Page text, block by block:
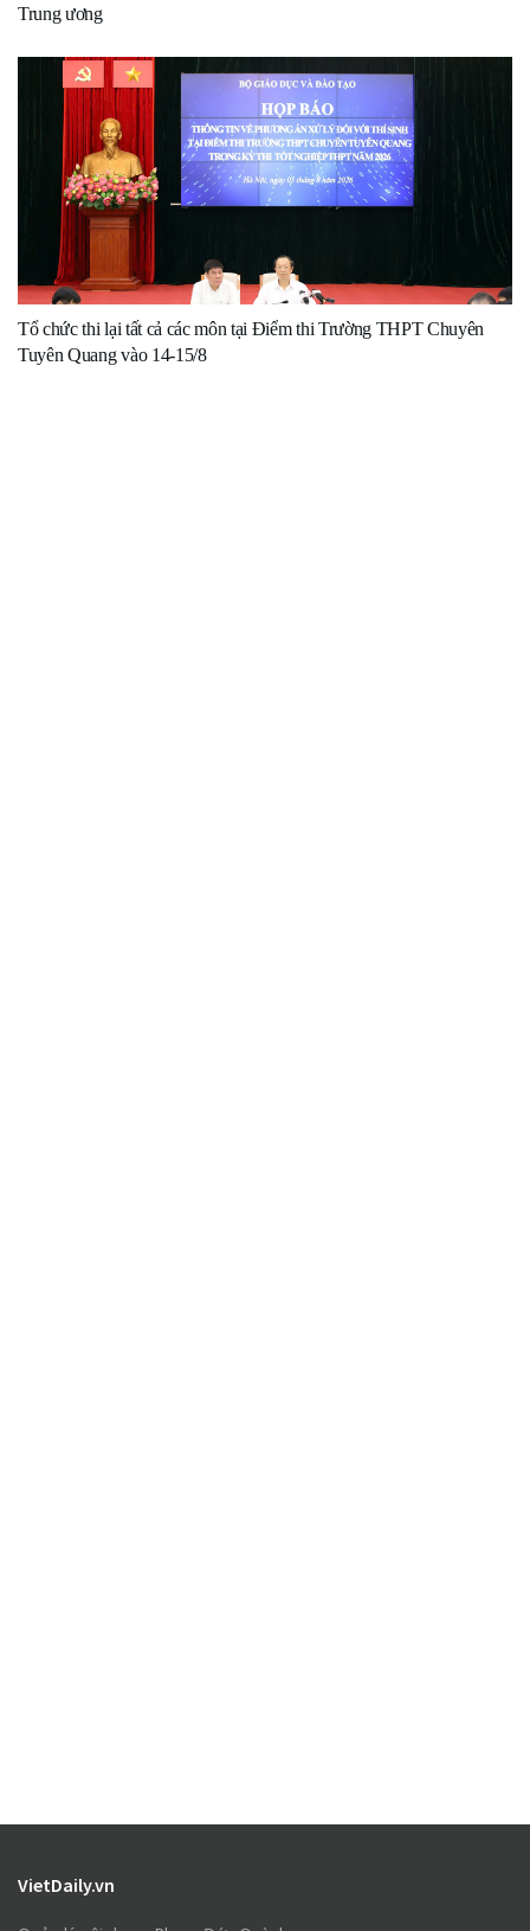
Trung ương
Tổ chức thi lại tất cả các môn tại Điểm thi Trường THPT Chuyên
Tuyên Quang vào 14-15/8
VietDaily.vn